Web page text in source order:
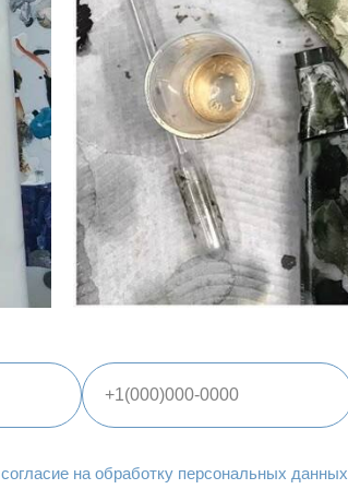
согласие на обработку персональных данных